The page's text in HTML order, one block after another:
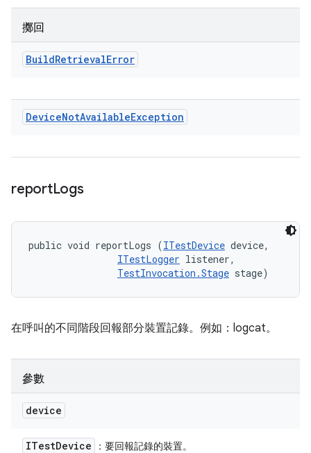
擲回
BuildRetrievalError
DeviceNotAvailableException
reportLogs
public void reportLogs (ITestDevice device,
ITestLogger listener,
TestInvocation.Stage stage)
在呼叫的不同階段回報部分裝置記錄。例如：logcat。
參數
device
ITestDevice ：要回報記錄的裝置。